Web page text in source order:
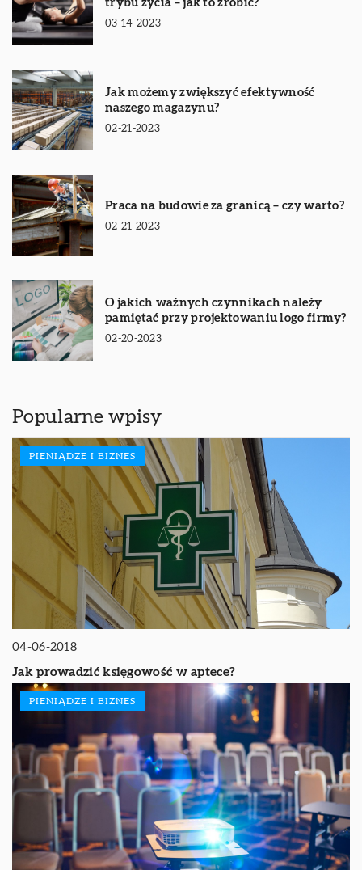
trybu życia – jak to zrobić?
03-14-2023
Jak możemy zwiększyć efektywność
naszego magazynu?
02-21-2023
Praca na budowie za granicą – czy warto?
02-21-2023
O jakich ważnych czynnikach należy
pamiętać przy projektowaniu logo firmy?
02-20-2023
Popularne wpisy
PIENIĄDZE I BIZNES
04-06-2018
Jak prowadzić księgowość w aptece?
PIENIĄDZE I BIZNES